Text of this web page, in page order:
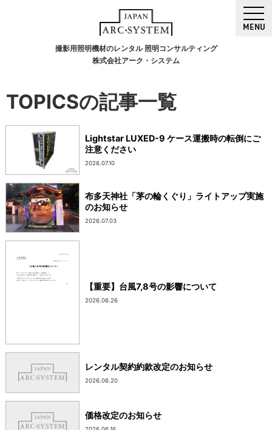
撮影用照明機材のレンタル 照明コンサルティング
株式会社アーク・システム
MENU
TOPICSの記事一覧
Lightstar LUXED-9 ケース運搬時の転倒にご
注意ください
2026.07.10
布多天神社「茅の輪くぐり」ライトアップ実施
のお知らせ
2026.07.03
【重要】台風7,8号の影響について
2026.06.26
レンタル契約約款改定のお知らせ
2026.06.20
価格改定のお知らせ